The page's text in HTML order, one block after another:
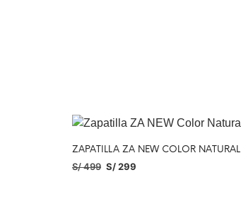
ZAPATILLA ZA NEW COLOR NATURAL
S/499 S/299